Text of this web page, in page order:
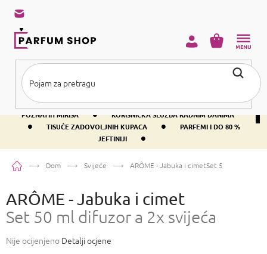
sadržaj
BESPLATNA DOSTAVA IZNAD PRIBLIŽNO 37 € •
400+ SVJETSKI
POZNATIH MIRISA
• KORISNIČKA SLUŽBA RADNIM DANIMA
• TISUĆE ZADOVOLJNIH KUPACA •
PARFEMI I DO 80 %
JEFTINIJI
•
KOŠARICA
PočetnaDom Svijeće ARÔME - Jabuka i cimetSet 50 ml difuzor
ARÔME - Jabuka i cimet
Set 50 ml difuzor a 2x svijeća
Prosječna
Nije ocijenjeno Detalji ocjene